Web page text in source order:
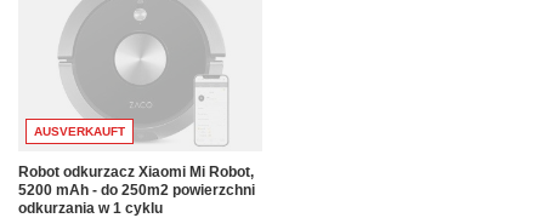
AUSVERKAUFT
Robot odkurzacz Xiaomi Mi Robot,
5200 mAh - do 250m2 powierzchni
odkurzania w 1 cyklu